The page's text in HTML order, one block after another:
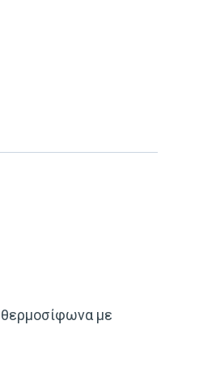
θερμοσίφωνα με